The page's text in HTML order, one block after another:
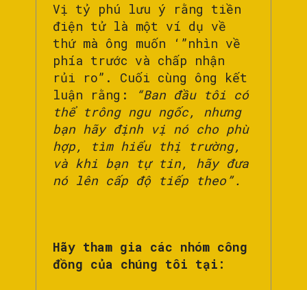
Vị tỷ phú lưu ý rằng tiền
điện tử là một ví dụ về
thứ mà ông muốn ‘”nhìn về
phía trước và chấp nhận
rủi ro”. Cuối cùng ông kết
luận rằng:
“Ban đầu tôi có
thể trông ngu ngốc, nhưng
bạn hãy định vị nó cho phù
hợp, tìm hiểu thị trường,
và khi bạn tự tin, hãy đưa
nó lên cấp độ tiếp theo”.
Hãy tham gia các nhóm công
đồng của chúng tôi tại: